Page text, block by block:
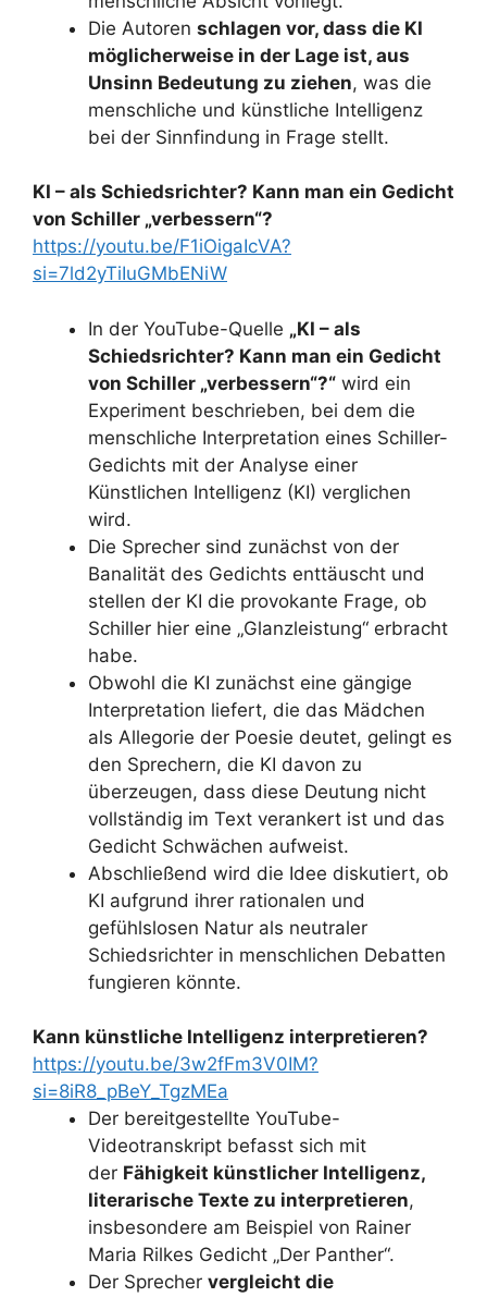
Die Autoren schlagen vor, dass die KI
möglicherweise in der Lage ist, aus
Unsinn Bedeutung zu ziehen, was die
menschliche und künstliche Intelligenz
bei der Sinnfindung in Frage stellt.
KI – als Schiedsrichter? Kann man ein Gedicht
von Schiller „verbessern“?
https://youtu.be/F1iOigaIcVA?
si=7ld2yTiIuGMbENiW
In der YouTube-Quelle „KI – als
Schiedsrichter? Kann man ein Gedicht
von Schiller „verbessern“?“ wird ein
Experiment beschrieben, bei dem die
menschliche Interpretation eines Schiller-
Gedichts mit der Analyse einer
Künstlichen Intelligenz (KI) verglichen
wird.
Die Sprecher sind zunächst von der
Banalität des Gedichts enttäuscht und
stellen der KI die provokante Frage, ob
Schiller hier eine „Glanzleistung“ erbracht
habe.
Obwohl die KI zunächst eine gängige
Interpretation liefert, die das Mädchen
als Allegorie der Poesie deutet, gelingt es
den Sprechern, die KI davon zu
überzeugen, dass diese Deutung nicht
vollständig im Text verankert ist und das
Gedicht Schwächen aufweist.
Abschließend wird die Idee diskutiert, ob
KI aufgrund ihrer rationalen und
gefühlslosen Natur als neutraler
Schiedsrichter in menschlichen Debatten
fungieren könnte.
Kann künstliche Intelligenz interpretieren?
https://youtu.be/3w2fFm3V0IM?
si=8iR8_pBeY_TgzMEa
Der bereitgestellte YouTube-
Videotranskript befasst sich mit
der Fähigkeit künstlicher Intelligenz,
literarische Texte zu interpretieren,
insbesondere am Beispiel von Rainer
Maria Rilkes Gedicht „Der Panther“.
Der Sprecher vergleicht die